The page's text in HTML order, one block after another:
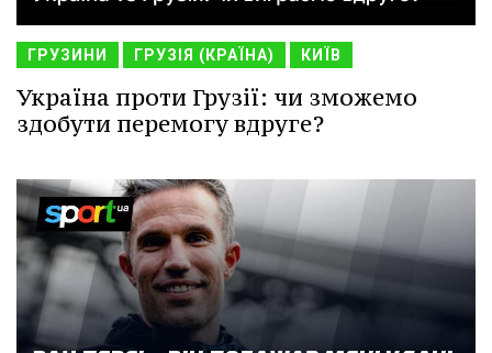
ГРУЗИНИ ГРУЗІЯ (КРАЇНА) КИЇВ
Україна проти Грузії: чи зможемо
здобути перемогу вдруге?